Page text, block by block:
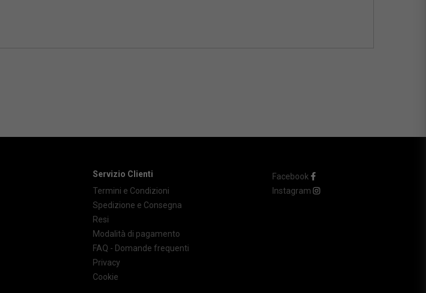
Servizio Clienti
Termini e Condizioni
Spedizione e Consegna
Resi
Modalità di pagamento
FAQ - Domande frequenti
Privacy
Cookie
Facebook
Instagram